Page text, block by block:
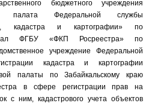
бюджетного учреждения
палата Федеральной службы
кадастра и картографии» по
ФГБУ «ФКП Росреестра» по
учреждение Федеральной
кадастра и картографии
палаты по Забайкальскому краю
в сфере регистрации прав на
с ним, кадастрового учета объектов